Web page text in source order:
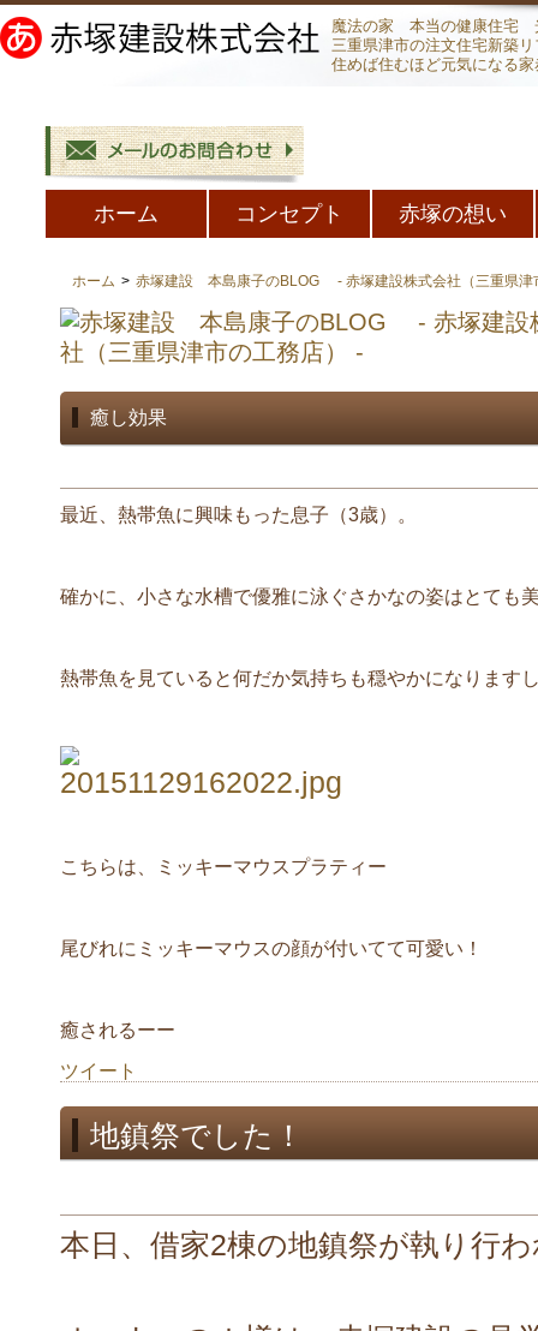
魔法の家 本当の健康住宅
三重県津市の注文住宅新築
住めば住むほど元気になる
ホーム コンセプト 赤塚の想い
ホーム > 赤塚建設 本島康子のBLOG - 赤塚建設株式会社（三重県津
癒し効果
最近、熱帯魚に興味もった息子（3歳）。
確かに、小さな水槽で優雅に泳ぐさかなの姿はとても
熱帯魚を見ていると何だか気持ちも穏やかになります
こちらは、ミッキーマウスプラティー
尾びれにミッキーマウスの顔が付いてて可愛い！
癒されるーー
ツイート
地鎮祭でした！
本日、借家2棟の地鎮祭が執り行